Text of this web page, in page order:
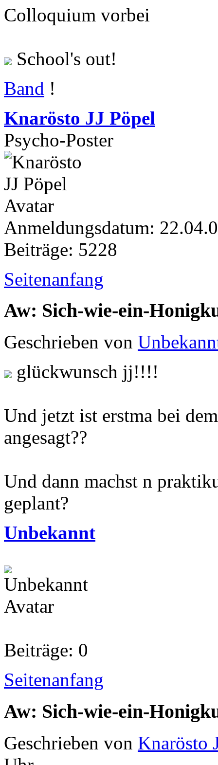
Colloquium vorbei
School's out!
Band !
Knarösto JJ Pöpel
Psycho-Poster
Anmeldungsdatum:
Beiträge: 5228
Seitenanfang
Aw: Sich-wie-ein-
Geschrieben von
glückwunsch jj!!!!
Und jetzt ist erstma bei
angesagt??
Und dann machst n
geplant?
Unbekannt
Beiträge: 0
Seitenanfang
Aw: Sich-wie-ein-
Geschrieben von Knarösto